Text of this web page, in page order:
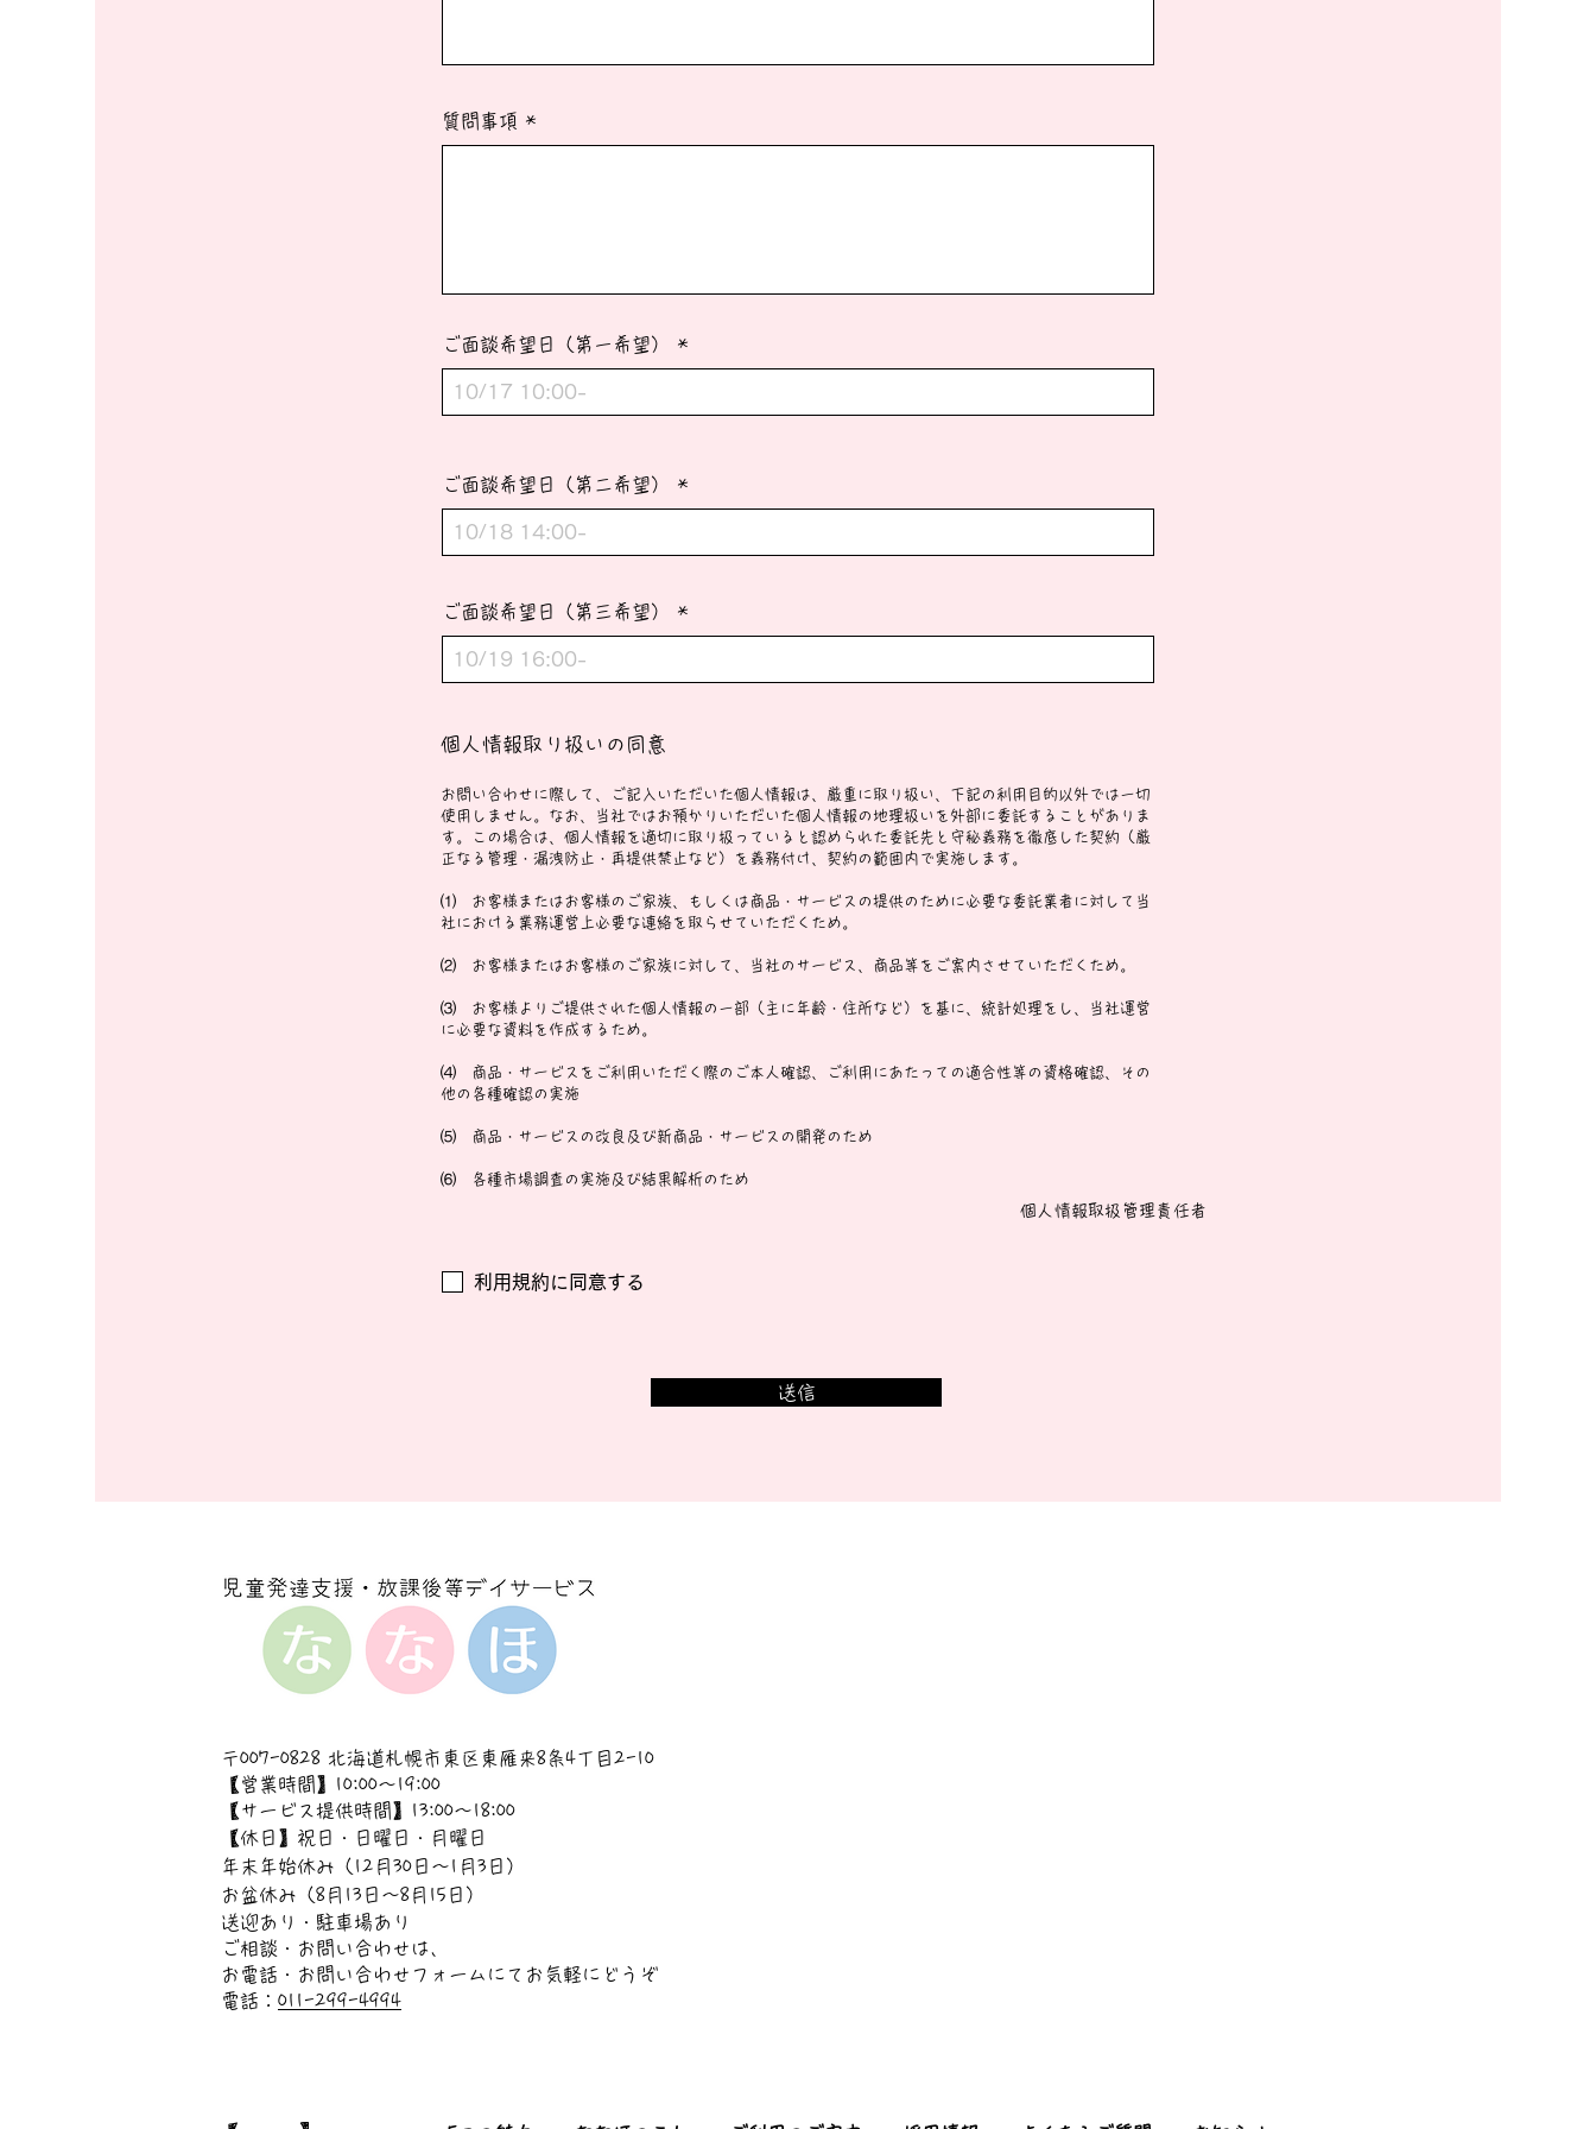
質問事項
ご面談希望日（第一希望）
ご面談希望日（第二希望）
ご面談希望日（第三希望）
個人情報取り扱いの同意
お問い合わせに際して、ご記入いただいた個人情報は、厳重に取り扱い、下記の利用目的以外では一切
使用しません。なお、当社ではお預かりいただいた個人情報の地理扱いを外部に委託することがありま
す。この場合は、個人情報を適切に取り扱っていると認められた委託先と守秘義務を徹底した契約（厳
正なる管理・漏洩防止・再提供禁止など）を義務付け、契約の範囲内で実施します。
⑴ お客様またはお客様のご家族、もしくは商品・サービスの提供のために必要な委託業者に対して当
社における業務運営上必要な連絡を取らせていただくため。
⑵ お客様またはお客様のご家族に対して、当社のサービス、商品等をご案内させていただくため。
⑶ お客様よりご提供された個人情報の一部（主に年齢・住所など）を基に、統計処理をし、当社運営
に必要な資料を作成するため。
⑷ 商品・サービスをご利用いただく際のご本人確認、ご利用にあたっての適合性等の資格確認、その
他の各種確認の実施
⑸ 商品・サービスの改良及び新商品・サービスの開発のため
⑹ 各種市場調査の実施及び結果解析のため
個人情報取扱管理責任者
利用規約に同意する
送信
〒007-0828 北海道札幌市東区東雁来8条4丁目2-10
【営業時間】10:00～19:00
【サービス提供時間】13:00～18:00
【休日】祝日・日曜日・月曜日
年末年始休み（12月30日〜1月3日）
お盆休み（8月13日〜8月15日）
送迎あり・駐車場あり
ご相談・お問い合わせは、
お電話・お問い合わせフォームにてお気軽にどうぞ
電話： 011-299-4994